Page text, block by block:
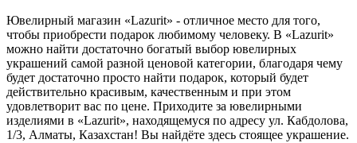
Ювелирный магазин «Lazurit» - отличное место для того,
чтобы приобрести подарок любимому человеку. В «Lazurit»
можно найти достаточно богатый выбор ювелирных
украшений самой разной ценовой категории, благодаря чему
будет достаточно просто найти подарок, который будет
действительно красивым, качественным и при этом
удовлетворит вас по цене. Приходите за ювелирными
изделиями в «Lazurit», находящемуся по адресу ул. Кабдолова,
1/3, Алматы, Казахстан! Вы найдёте здесь стоящее украшение.